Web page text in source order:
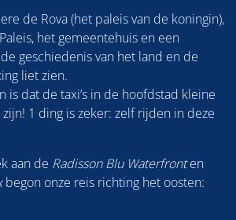
de Rova (het paleis van de koningin),
het gemeentehuis en een
geschiedenis van het land en de
liet zien.
is dat de taxi’s in de hoofdstad kleine
1 ding is zeker: zelf rijden in deze
aan de Radisson Blu Waterfronten
begon onze reis richting het oosten: